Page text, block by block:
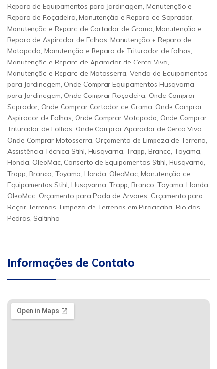
Reparo de Equipamentos para Jardinagem, Manutenção e
Reparo de Roçadeira, Manutenção e Reparo de Soprador,
Manutenção e Reparo de Cortador de Grama, Manutenção e
Reparo de Aspirador de Folhas, Manutenção e Reparo de
Motopoda, Manutenção e Reparo de Triturador de folhas,
Manutenção e Reparo de Aparador de Cerca Viva,
Manutenção e Reparo de Motosserra, Venda de Equipamentos
para Jardinagem, Onde Comprar Equipamentos Husqvarna
para Jardinagem, Onde Comprar Roçadeira, Onde Comprar
Soprador, Onde Comprar Cortador de Grama, Onde Comprar
Aspirador de Folhas, Onde Comprar Motopoda, Onde Comprar
Triturador de Folhas, Onde Comprar Aparador de Cerca Viva,
Onde Comprar Motosserra, Orçamento de Limpeza de Terreno,
Assistência Técnica Stihl, Husqvarna, Trapp, Branco, Toyama,
Honda, OleoMac, Conserto de Equipamentos Stihl, Husqvarna,
Trapp, Branco, Toyama, Honda, OleoMac, Manutenção de
Equipamentos Stihl, Husqvarna, Trapp, Branco, Toyama, Honda,
OleoMac, Orçamento para Poda de Arvores, Orçamento para
Roçar Terrenos, Limpeza de Terrenos em Piracicaba, Rio das
Pedras, Saltinho
Informações de Contato